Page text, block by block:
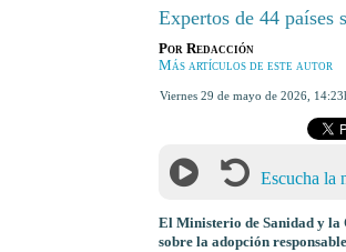
Expertos de 44 países
Por Redacción
Más artículos de este autor
viernes 29 de mayo de 2026,
Escucha la
El Ministerio de Sanidad y la
sobre la adopción